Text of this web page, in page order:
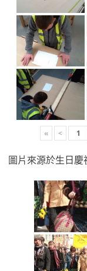
« <
圖片來源於生日慶